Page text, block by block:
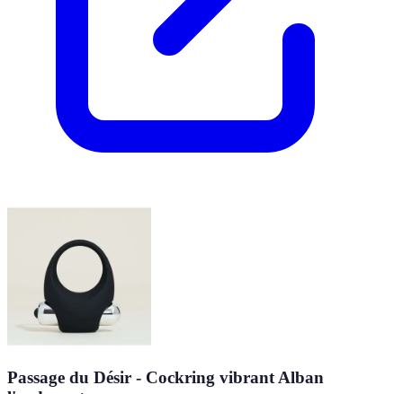
Passage du Désir - Cockring vibrant Alban